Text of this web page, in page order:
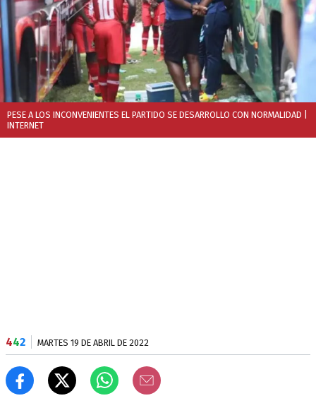
PESE A LOS INCONVENIENTES EL PARTIDO SE DESARROLLO CON NORMALIDAD
INTERNET
442 MARTES 19 DE ABRIL DE 2022